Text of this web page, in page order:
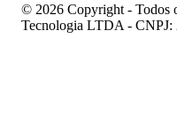
© 2026 Copyright - Todos
Tecnologia LTDA - CNPJ: